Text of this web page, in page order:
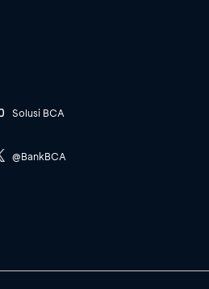
Solusi BCA
@BankBCA